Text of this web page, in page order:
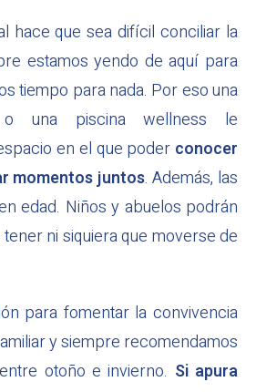
hace que sea difícil conciliar la
estamos yendo de aquí para
tiempo para nada. Por eso una
o una piscina wellness le
en el que poder conocer
momentos juntos. Además, las
edad. Niños y abuelos podrán
ni siquiera que moverse de
para fomentar la convivencia
y siempre recomendamos
otoño e invierno. Si apura